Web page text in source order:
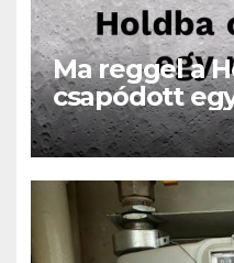
Ma reggel a
csapódott